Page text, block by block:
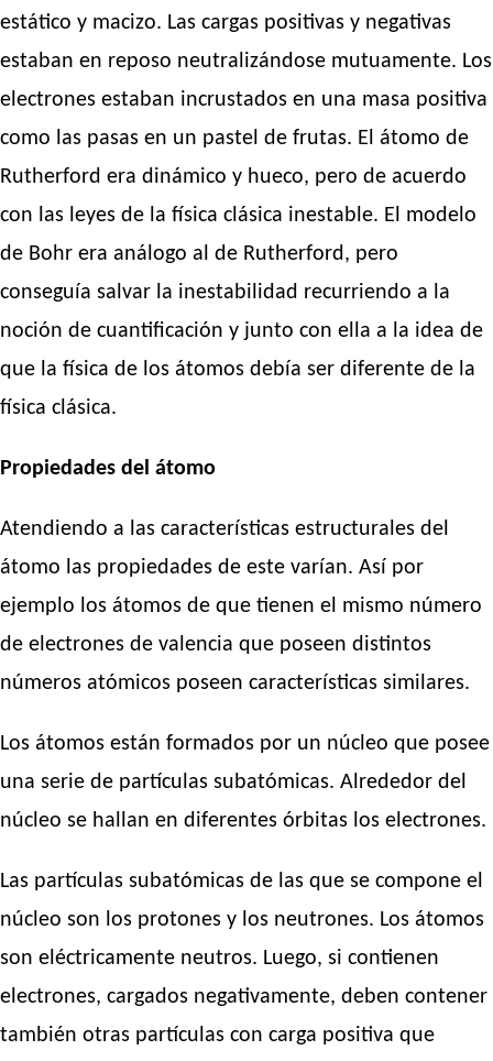
estático y macizo. Las cargas positivas y negativas
estaban en reposo neutralizándose mutuamente. Los
electrones estaban incrustados en una masa positiva
como las pasas en un pastel de frutas. El átomo de
Rutherford era dinámico y hueco, pero de acuerdo
con las leyes de la física clásica inestable. El modelo
de Bohr era análogo al de Rutherford, pero
conseguía salvar la inestabilidad recurriendo a la
noción de cuantificación y junto con ella a la idea de
que la física de los átomos debía ser diferente de la
física clásica.
Propiedades del átomo
Atendiendo a las características estructurales del
átomo las propiedades de este varían. Así por
ejemplo los átomos de que tienen el mismo número
de electrones de valencia que poseen distintos
números atómicos poseen características similares.
Los átomos están formados por un núcleo que posee
una serie de partículas subatómicas. Alrededor del
núcleo se hallan en diferentes órbitas los electrones.
Las partículas subatómicas de las que se compone el
núcleo son los protones y los neutrones. Los átomos
son eléctricamente neutros. Luego, si contienen
electrones, cargados negativamente, deben contener
también otras partículas con carga positiva que